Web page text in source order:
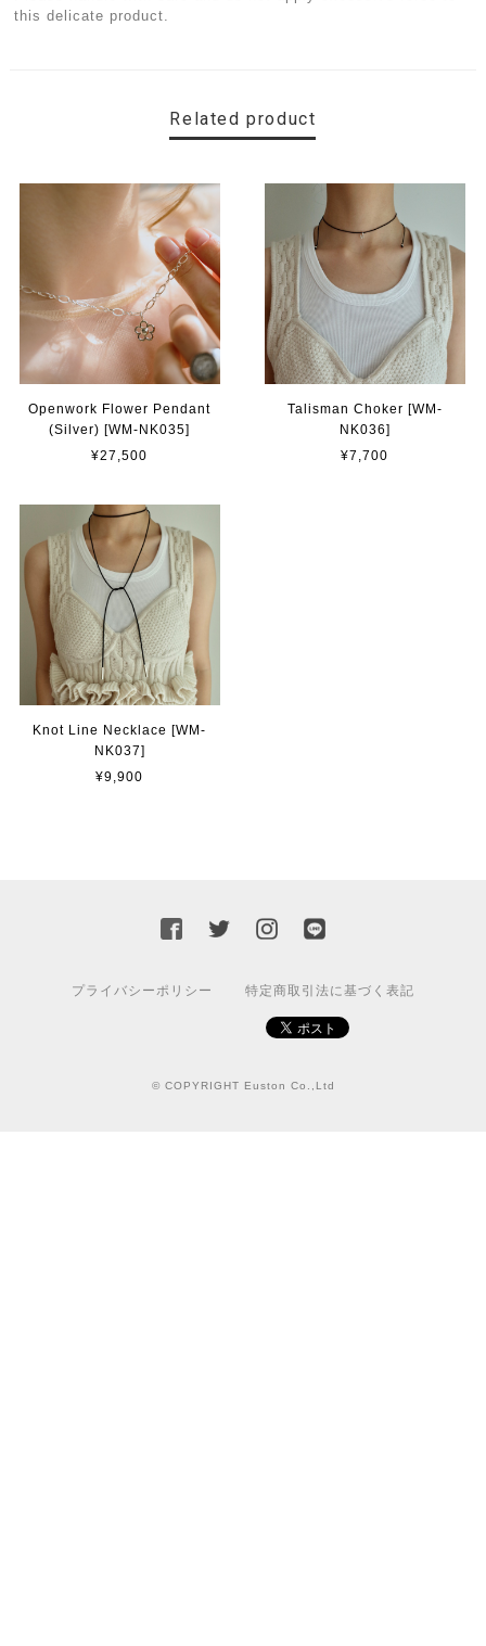
this delicate product.
Related product
Openwork Flower Pendant
(Silver) [WM-NK035]
¥27,500
Talisman Choker [WM-
NK036]
¥7,700
Knot Line Necklace [WM-
NK037]
¥9,900
プライバシーポリシー 特定商取引法に基づく表記
© COPYRIGHT Euston Co.,Ltd